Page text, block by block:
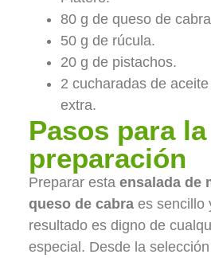
80 g de queso de
50 g de rúcula.
20 g de pistachos.
2 cucharadas de
extra.
Pasos para la
preparación
Preparar esta ensalada de
queso de cabraes sencillo
resultado es digno de
especial. Desde la